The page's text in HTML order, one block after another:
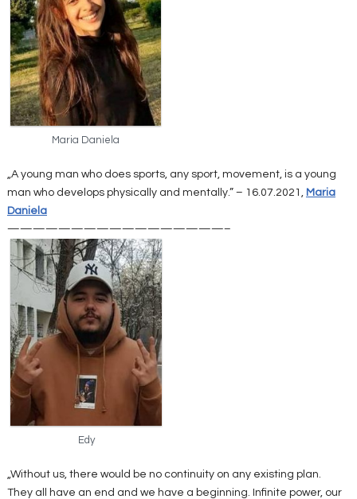
Maria Daniela
„A young man who does sports, any sport, movement, is a young
man who develops physically and mentally.” – 16.07.2021, Maria
Daniela
—————————————————–
Edy
„Without us, there would be no continuity on any existing plan.
They all have an end and we have a beginning. Infinite power, our